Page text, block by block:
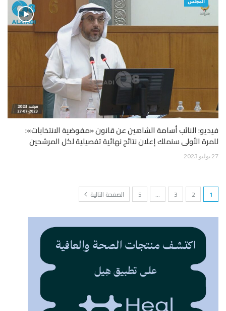
فيديو: النائب أسامة الشاهين عن قانون «مفوضية الانتخابات»:
للمرة الأولى سنملك إعلان نتائج نهائية تفصيلية لكل المرشحين
27 يوليو 2023
1
2
3
…
5 الصفحة التالية